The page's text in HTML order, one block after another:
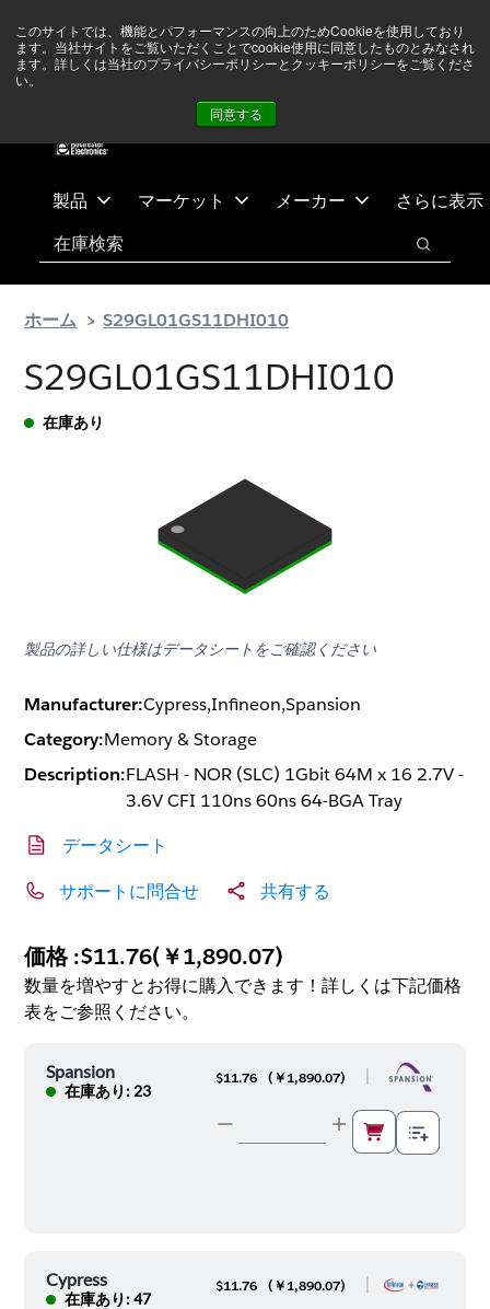
このサイトでは、機能とパフォーマンスの向上のためCookieを使用しており
ます。当社サイトをご覧いただくことでcookie使用に同意したものとみなされ
ます。詳しくは当社のプライバシーポリシーとクッキーポリシーをご覧くださ
い。
同意する
テ
ス
ありません 詳しい情報はこちら➜
製品 マーケット メーカー さらに表示
検索
検索
ホーム S29GL01GS11DHI010
S29GL01GS11DHI010
在庫あり
製品の詳しい仕様はデータシートをご確認ください
Manufacturer:Cypress,Infineon,Spansion
Category:Memory & Storage
Description:FLASH - NOR (SLC) 1Gbit 64M x 16 2.7V -
3.6V CFI 110ns 60ns 64-BGA Tray
データシート
サポートに問合せ 共有する
価格 :$11.76(￥1,890.07)
数量を増やすとお得に購入できます！詳しくは下記価格
表をご参照ください。
Spansion
在庫あり: 23
$11.76 ( ￥1,890.07)
Cypress
在庫あり: 47
$11.76 ( ￥1,890.07)